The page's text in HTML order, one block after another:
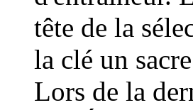
tête de la
la clé un
Lors de la